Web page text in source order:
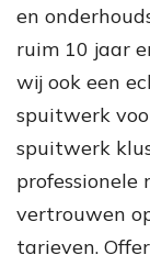
en
ruim 10 jaar
wij ook een
spuitwerk
spuitwerk
vertrouwen
tarieven.